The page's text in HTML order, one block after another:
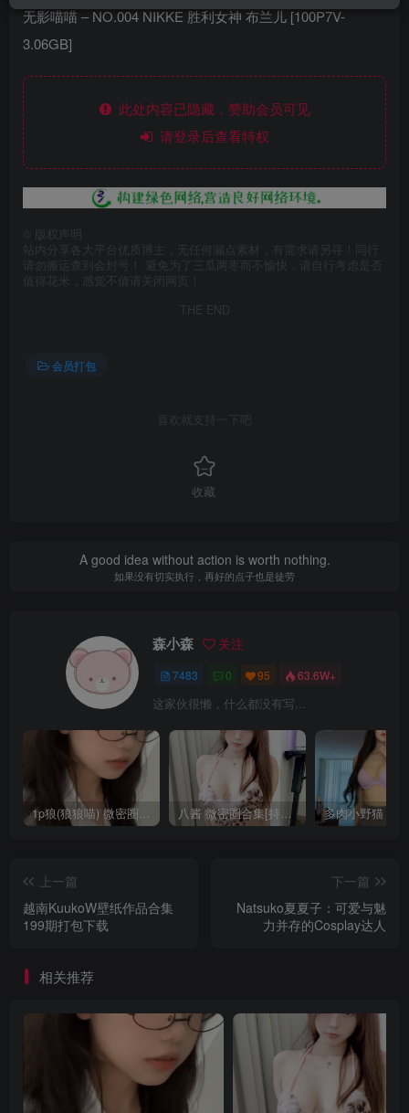
无影喵喵 – NO.004 NIKKE 胜利女神 布兰儿 [100P7V-
3.06GB]
此处内容已隐藏，赞助会员可见
请登录后查看特权
版权声明
站内分享各大平台优质博主，无任何漏点素材，有需求请另寻！同行
请勿搬运查到会封号！ 避免为了三瓜两枣而不愉快，请自行考虑是否
值得花米，感觉不值请关闭网页！
THE END
会员打包
喜欢就支持一下吧
收藏
A good idea without action is worth nothing.
如果没有切实执行，再好的点子也是徒劳
森小森 关注
7483 0 95 63.6W+
这家伙很懒，什么都没有写...
1p狼(狼狼喵) 微密圈/岛遇合集[持续更新2025.08.20] 八酱 微密圈合集[持续更新]
上一篇
越南KuukoW壁纸作品合集
199期打包下载
下一篇
Natsuko夏夏子：可爱与魅
力并存的Cosplay达人
相关推荐